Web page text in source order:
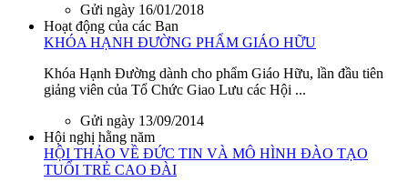
Gửi ngày 16/01/2018
Hoạt động của các Ban
KHÓA HẠNH ĐƯỜNG PHẨM GIÁO HỮU
Khóa Hạnh Đường dành cho phẩm Giáo Hữu, lần đầu tiên
giảng viên của Tổ Chức Giao Lưu các Hội ...
Gửi ngày 13/09/2014
Hội nghị hằng năm
HỘI THẢO VỀ ĐỨC TIN VÀ MÔ HÌNH ĐÀO TẠO
TUỔI TRẺ CAO ĐÀI